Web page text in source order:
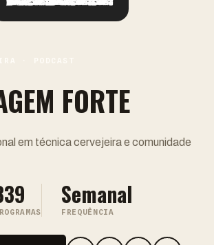
FORTE
em técnica cervejeira e comunidade
Semanal
FREQUÊNCIA